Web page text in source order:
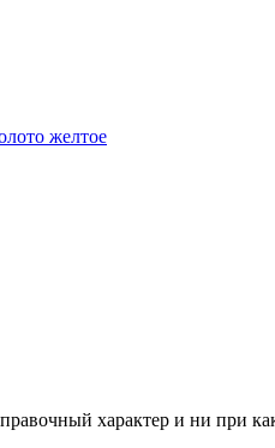
желтое
характер и ни при